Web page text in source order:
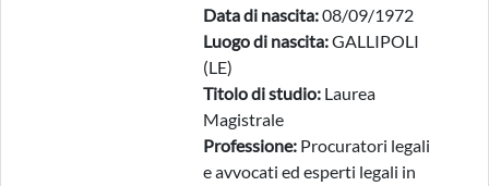
Data di nascita:08/09/1972
Luogo di nascita:GALLIPOLI
(LE)
Titolo di studio: Laurea
Magistrale
Professione: Procuratori legali
e avvocati ed esperti legali in